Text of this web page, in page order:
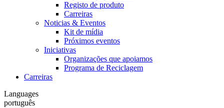
Registo de produto
Carreiras
Noticias & Eventos
Kit de mídia
Próximos eventos
Iniciativas
Organizações que apoiamos
Programa de Reciclagem
Carreiras
Languages
português